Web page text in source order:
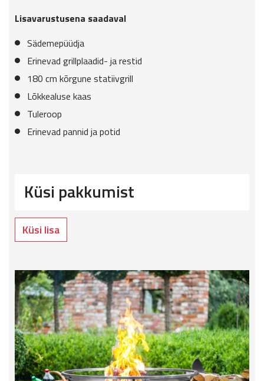
Lisavarustusena saadaval
Sädemepüüdja
Erinevad grillplaadid- ja restid
180 cm kõrgune statiivgrill
Lõkkealuse kaas
Tuleroop
Erinevad pannid ja potid
Küsi pakkumist
Küsi lisa